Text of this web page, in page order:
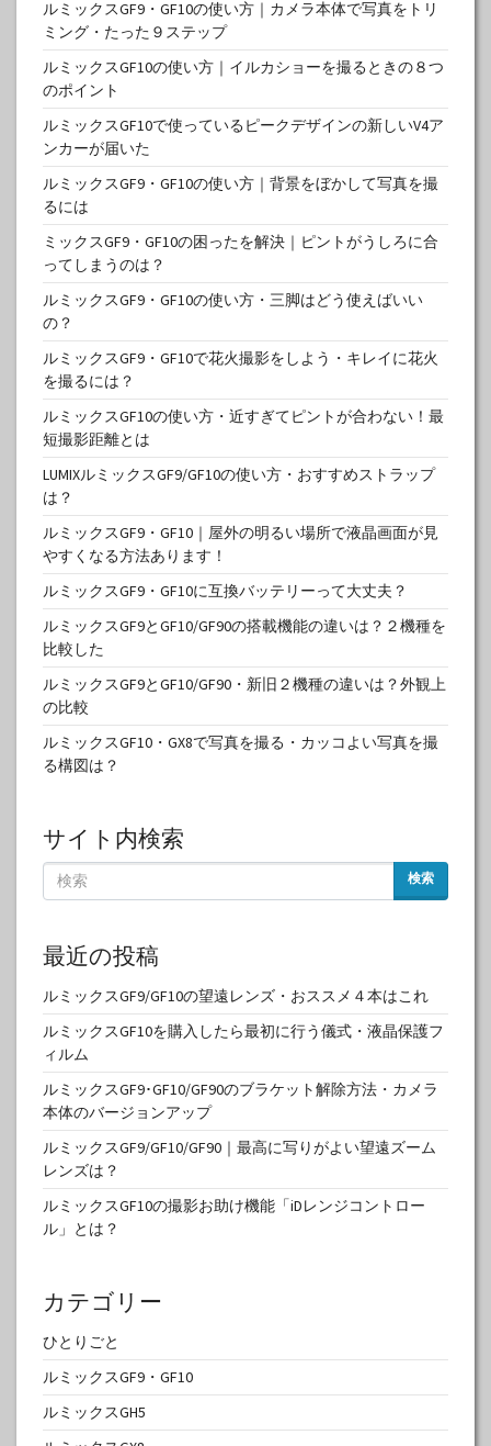
ルミックスGF9・GF10の使い方｜カメラ本体で写真をトリ
ミング・たった９ステップ
ルミックスGF10の使い方｜イルカショーを撮るときの８つ
のポイント
ルミックスGF10で使っているピークデザインの新しいV4ア
ンカーが届いた
ルミックスGF9・GF10の使い方｜背景をぼかして写真を撮
るには
ミックスGF9・GF10の困ったを解決｜ピントがうしろに合
ってしまうのは？
ルミックスGF9・GF10の使い方・三脚はどう使えばいい
の？
ルミックスGF9・GF10で花火撮影をしよう・キレイに花火
を撮るには？
ルミックスGF10の使い方・近すぎてピントが合わない！最
短撮影距離とは
LUMIXルミックスGF9/GF10の使い方・おすすめストラップ
は？
ルミックスGF9・GF10｜屋外の明るい場所で液晶画面が見
やすくなる方法あります！
ルミックスGF9・GF10に互換バッテリーって大丈夫？
ルミックスGF9とGF10/GF90の搭載機能の違いは？２機種を
比較した
ルミックスGF9とGF10/GF90・新旧２機種の違いは？外観上
の比較
ルミックスGF10・GX8で写真を撮る・カッコよい写真を撮
る構図は？
サイト内検索
検索
最近の投稿
ルミックスGF9/GF10の望遠レンズ・おススメ４本はこれ
ルミックスGF10を購入したら最初に行う儀式・液晶保護フ
ィルム
ルミックスGF9･GF10/GF90のブラケット解除方法・カメラ
本体のバージョンアップ
ルミックスGF9/GF10/GF90｜最高に写りがよい望遠ズーム
レンズは？
ルミックスGF10の撮影お助け機能「iDレンジコントロー
ル」とは？
カテゴリー
ひとりごと
ルミックスGF9・GF10
ルミックスGH5